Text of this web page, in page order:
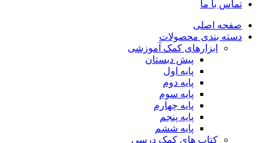
تماس با ما
صفحه اصلی
دسته بندی محصولات
ابزارهای کمک آموزشی
پیش دبستان
پایه اول
پایه دوم
پایه سوم
پایه چهارم
پايه پنجم
پایه ششم
کتاب های کمک درسی